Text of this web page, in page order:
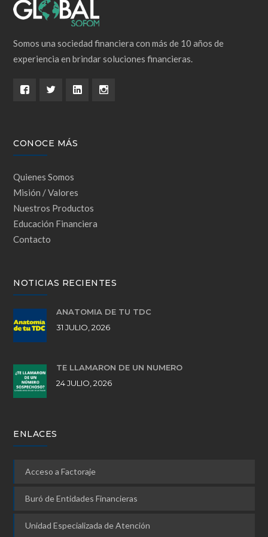
Somos una sociedad financiera con más de 10 años de
experiencia en brindar soluciones financieras.
CONOCE MÁS
Quienes Somos
Misión / Valores
Nuestros Productos
Educación Financiera
Contacto
NOTICIAS RECIENTES
ANATOMÍA DE TU TDC
31 JULIO, 2026
TE LLAMARON DE UN NÚMERO
24 JULIO, 2026
ENLACES
Acceso a Factoraje
Buró de Entidades Financieras
Unidad Especializada de Atención